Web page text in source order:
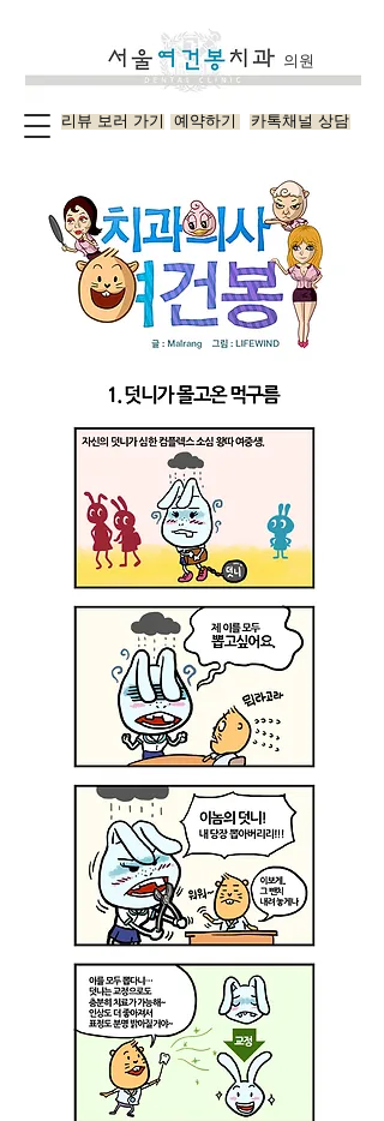
의원
예약하기
리뷰 보러 가기 카톡채널 상담